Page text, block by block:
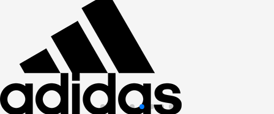
Show all Partners